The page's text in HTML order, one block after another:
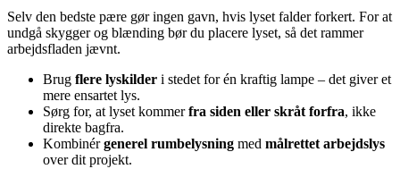
Selv den bedste pære gør ingen gavn, hvis lyset falder forkert. For at
undgå skygger og blænding bør du placere lyset, så det rammer
arbejdsfladen jævnt.
Brug flere lyskilder i stedet for én kraftig lampe – det giver et
mere ensartet lys.
Sørg for, at lyset kommerfra siden eller skråt forfra, ikke
direkte bagfra.
Kombinérgenerel rumbelysning med målrettet arbejdslys
over dit projekt.